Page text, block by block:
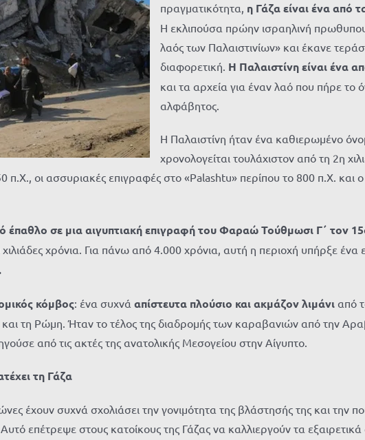
πραγματικότητα, η Γάζα είναι ένα από
Η εκλιπούσα πρώην ισραηλινή
λαός των Παλαιστινίων» και έκανε
διαφορετική. Η Παλαιστίνη είναι ένα
και τα αρχεία για έναν λαό που πήρε το
αλφάβητος.
Η Παλαιστίνη ήταν ένα καθιερωμένο
χρονολογείται τουλάχιστον από τη 2η
π.Χ., οι ασσυριακές επιγραφές στο «Palashtu» περίπου το 800 π.Χ. και
σε μια αιγυπτιακή επιγραφή του ΦαραώΤούθμωσι Γ΄ τον
χρόνια. Για πάνω από 4.000 χρόνια, αυτή η περιοχή υπήρξε ένα
κόμβος: ένα συχνά απίστευτα πλούσιο και ακμάζον λιμάνι από
τη Ρώμη. Ήταν το τέλος της διαδρομής των καραβανιών από την
από τις ακτές της ανατολικής Μεσογείου στην Αίγυπτο.
τέχειτη Γάζα
έχουν συχνά σχολιάσει την γονιμότητα της βλάστησής της και την
επέτρεψε στους κατοίκους της Γάζας να καλλιεργούν τα